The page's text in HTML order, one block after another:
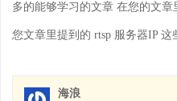
多的能够学习的文章 在您的文
您文章里提到的 rtsp 服务器IP
海浪